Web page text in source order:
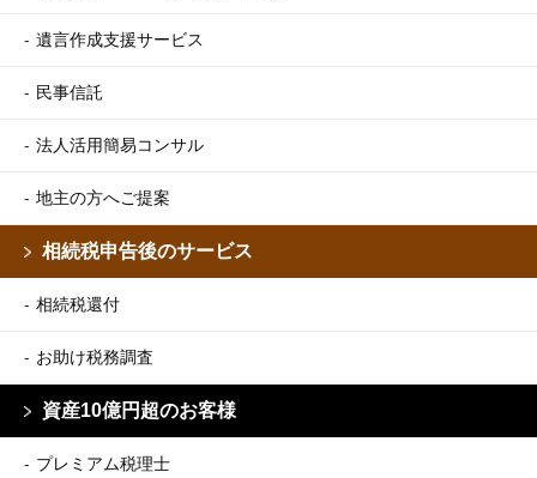
遺言作成支援サービス
民事信託
法人活用簡易コンサル
地主の方へご提案
相続税申告後のサービス
相続税還付
お助け税務調査
資産10億円超のお客様
プレミアム税理士